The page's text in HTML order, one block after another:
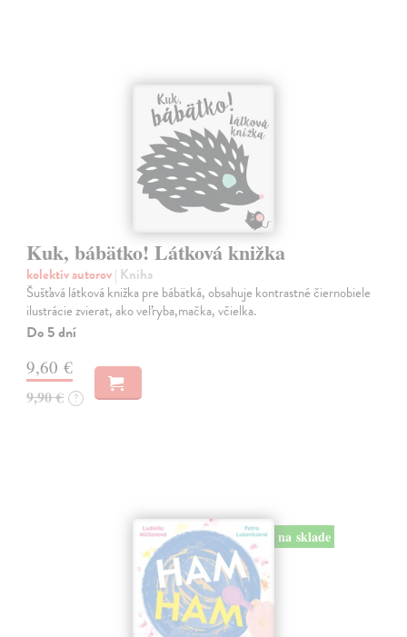
Kuk, bábätko! Látková knižka
kolektív autorov| Kniha
Šušťavá látková knižka pre bábätká, obsahuje kontrastné čiernobiele
ilustrácie zvierat, ako veľryba,mačka, včielka.
Do 5 dní
9,60 €
9,90 € ?
na sklade